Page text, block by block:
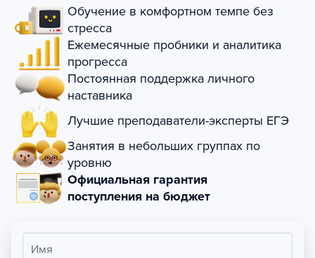
Обучение в комфортном темпе без
стресса
Ежемесячные пробники и аналитика
прогресса
Постоянная поддержка личного
наставника
Лучшие преподаватели-эксперты ЕГЭ
Занятия в небольших группах по
уровню
Официальная гарантия
поступления на бюджет
Имя